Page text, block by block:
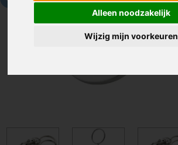
Alleen noodzakelijk
Wijzig mijn voorkeuren